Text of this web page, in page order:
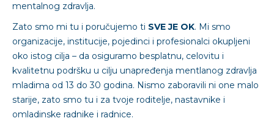
mentalnog zdravlja.
Zato smo mi tu i poručujemo ti SVE JE OK. Mi smo
organizacije, institucije, pojedinci i profesionalci okupljeni
oko istog cilja – da osiguramo besplatnu, celovitu i
kvalitetnu podršku u cilju unapređenja mentlanog zdravlja
mladima od 13 do 30 godina. Nismo zaboravili ni one malo
starije, zato smo tu i za tvoje roditelje, nastavnike i
omladinske radnike i radnice.